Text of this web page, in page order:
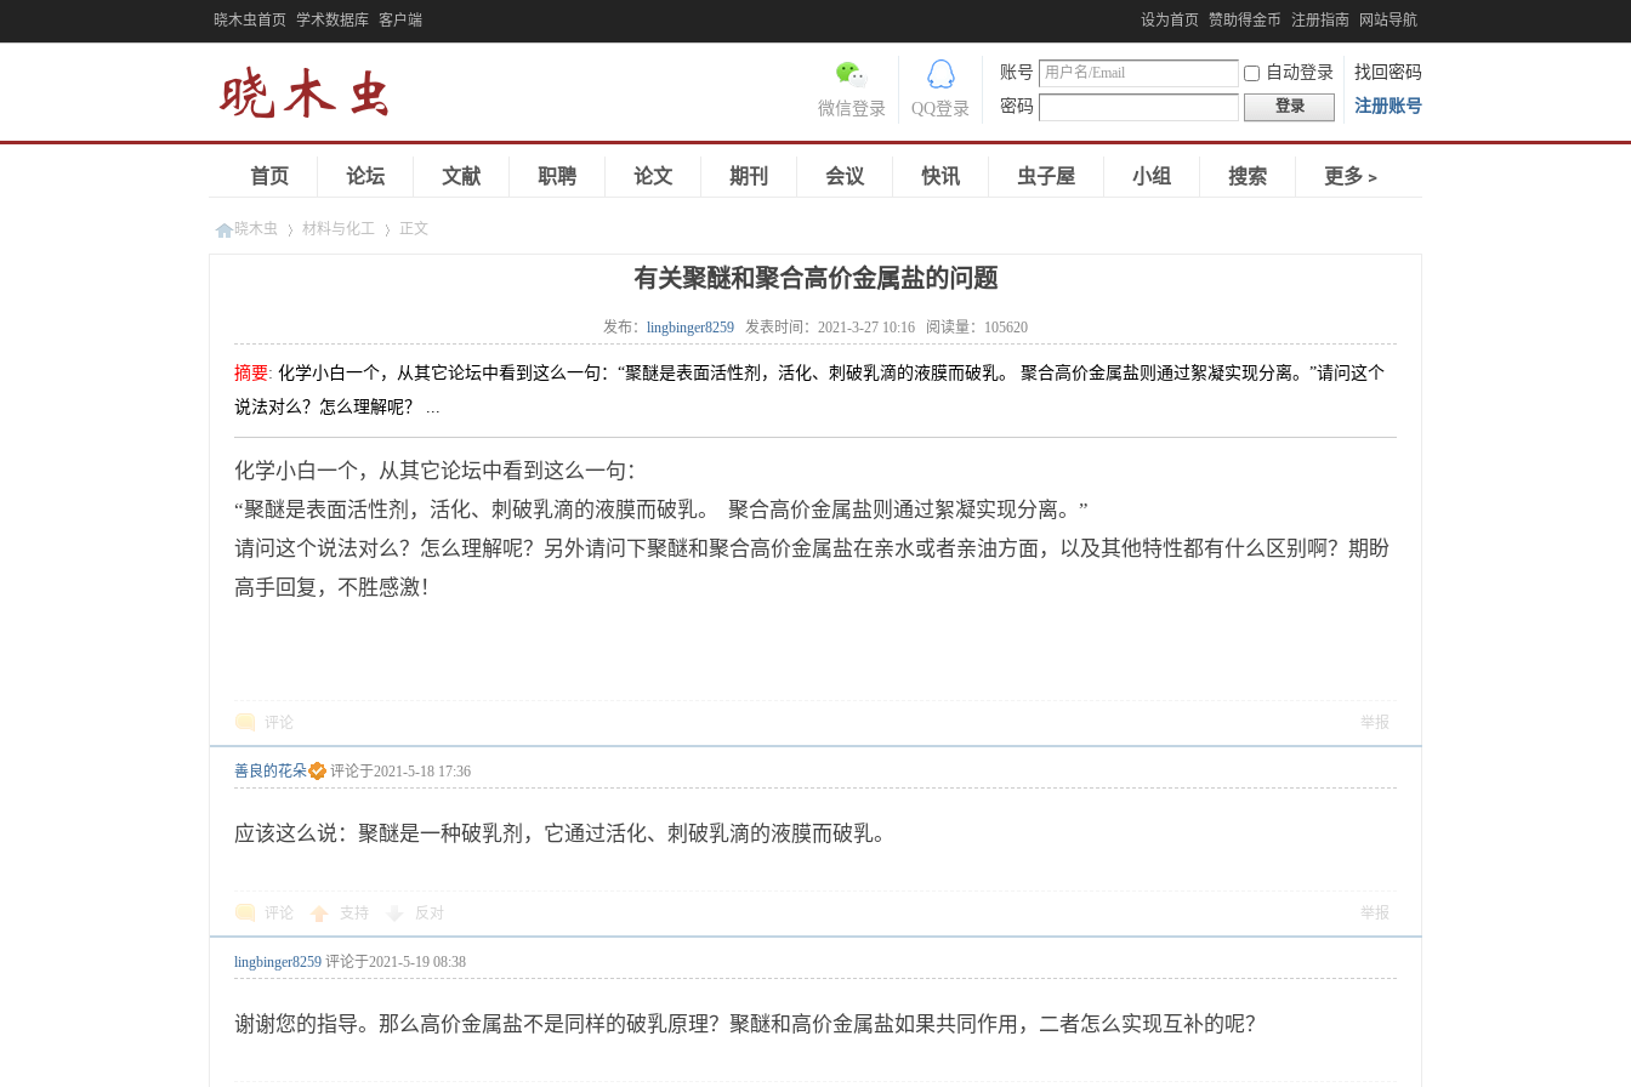
晓木虫首页 学术数据库 客户端 设为首页 赞助得金币 注册指南 网站导航
账号 自动登录
找回密码
密码
登录 注册账号
QQ登录
微信登录
首页 论坛 文献 职聘 论文 期刊 会议 快讯 虫子屋 小组 搜索 更多﹥
晓木虫 材料与化工 正文
有关聚醚和聚合高价金属盐的问题
发布： lingbinger8259 发表时间： 2021-3-27 10:16 阅读量： 105620
摘要: 化学小白一个，从其它论坛中看到这么一句：“聚醚是表面活性剂，活化、刺破乳滴的液膜而破乳。 聚合高价金属盐则通过絮凝实现分离。”请问这个
说法对么？怎么理解呢？ ...
化学小白一个，从其它论坛中看到这么一句：
“聚醚是表面活性剂，活化、刺破乳滴的液膜而破乳。 聚合高价金属盐则通过絮凝实现分离。”
请问这个说法对么？怎么理解呢？另外请问下聚醚和聚合高价金属盐在亲水或者亲油方面，以及其他特性都有什么区别啊？期盼
高手回复，不胜感激！
评论 举报
善良的花朵 评论于2021-5-18 17:36
应该这么说：聚醚是一种破乳剂，它通过活化、刺破乳滴的液膜而破乳。
评论 支持 反对 举报
lingbinger8259 评论于2021-5-19 08:38
谢谢您的指导。那么高价金属盐不是同样的破乳原理？聚醚和高价金属盐如果共同作用，二者怎么实现互补的呢？